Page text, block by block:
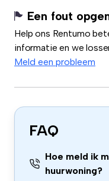
Een fout
Help ons Rentumo
informatie en we
Meld een probleem
FAQ
Hoe meld ik
huurwoning?